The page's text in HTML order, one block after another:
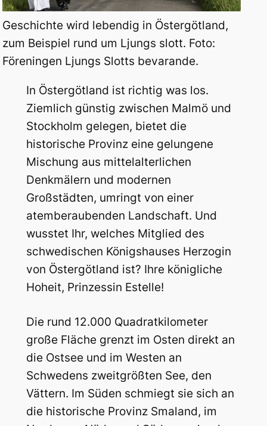
Geschichte wird lebendig in Östergötland,
zum Beispiel rund um Ljungs slott. Foto:
Föreningen Ljungs Slotts bevarande.
In Östergötland ist richtig was los.
Ziemlich günstig zwischen Malmö und
Stockholm gelegen, bietet die
historische Provinz eine gelungene
Mischung aus mittelalterlichen
Denkmälern und modernen
Großstädten, umringt von einer
atemberaubenden Landschaft. Und
wusstet Ihr, welches Mitglied des
schwedischen Königshauses Herzogin
von Östergötland ist? Ihre königliche
Hoheit, Prinzessin Estelle!
Die rund 12.000 Quadratkilometer
große Fläche grenzt im Osten direkt an
die Ostsee und im Westen an
Schwedens zweitgrößten See, den
Vättern. Im Süden schmiegt sie sich an
die historische Provinz Smaland, im